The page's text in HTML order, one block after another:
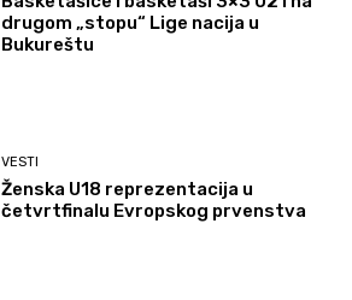
drugom „stopu“ Lige nacija u
Bukureštu
VESTI
Ženska U18 reprezentacija u
četvrtfinalu Evropskog prvenstva